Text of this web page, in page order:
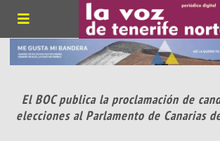
El BOC publica la proclamación de
elecciones al Parlamento de Canarias